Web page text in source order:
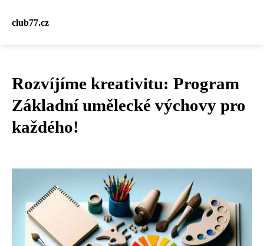
club77.cz
Rozvíjíme kreativitu: Program
Základní umělecké výchovy pro
každého!